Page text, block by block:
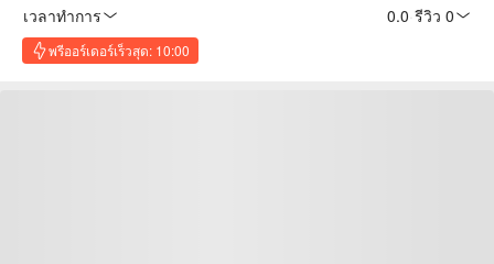
เวลาทำการ
0.0 รีวิว 0
พรีออร์เดอร์เร็วสุด: 10:00